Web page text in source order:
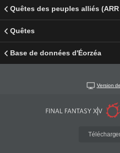
Quêtes des peuples alliés
Quêtes
Base de données d'Éorzéa
Version